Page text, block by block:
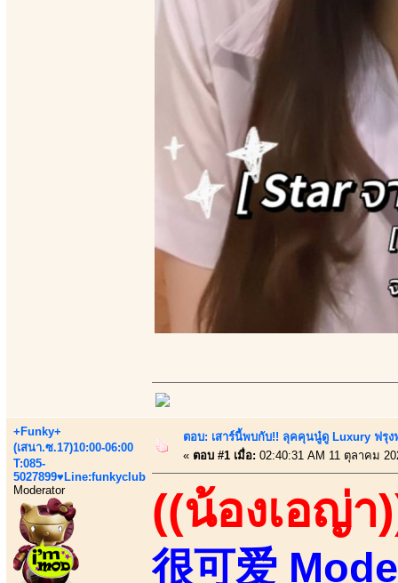
+Funky+
(เสนา.ซ.17)10:00-06:00
T:085-
5027899♥Line:funkyclub
Moderator
ตอบ: เสาร์นี้พบกับ!! ลุคคุนนู๋ดู Luxury ฟรุงฟ
« ตอบ #1 เมื่อ: 02:40:31 AM 11 ตุลาคม
((น้องเอญ่า
很可爱